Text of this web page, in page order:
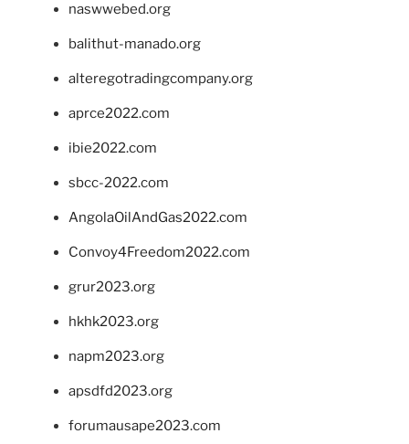
naswwebed.org
balithut-manado.org
alteregotradingcompany.org
aprce2022.com
ibie2022.com
sbcc-2022.com
AngolaOilAndGas2022.com
Convoy4Freedom2022.com
grur2023.org
hkhk2023.org
napm2023.org
apsdfd2023.org
forumausape2023.com